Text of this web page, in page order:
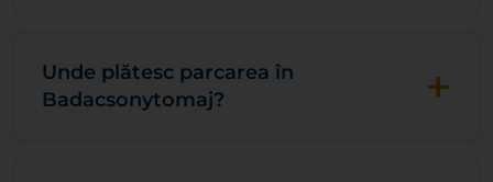
Unde plătesc parcarea în
Badacsonytomaj?
+